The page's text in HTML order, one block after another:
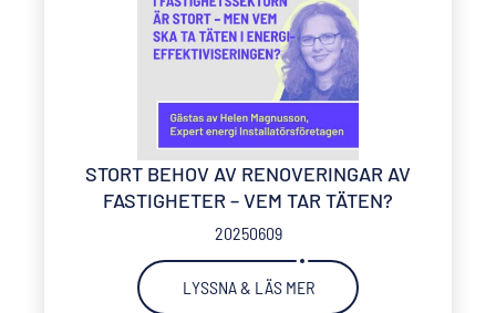
STORT BEHOV AV RENOVERINGAR AV
FASTIGHETER – VEM TAR TÄTEN?
20250609
LYSSNA & LÄS MER